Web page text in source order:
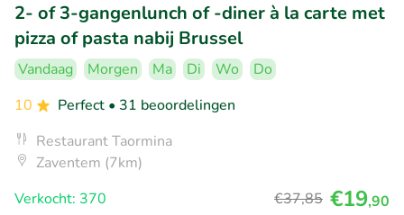
2- of 3-gangenlunch of -diner à la carte met
pizza of pasta nabij Brussel
Vandaag Morgen Ma Di Wo
Do
10
Perfect • 31 beoordelingen
Restaurant Taormina
Zaventem (7km)
Verkocht: 370
€37,85 €19,90